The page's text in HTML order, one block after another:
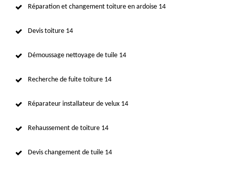
Réparation et changement toiture en ardoise 14
Devis toiture 14
Démoussage nettoyage de tuile 14
Recherche de fuite toiture 14
Réparateur installateur de velux 14
Rehaussement de toiture 14
Devis changement de tuile 14